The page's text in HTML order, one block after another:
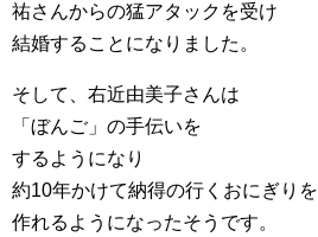
祐さんからの猛アタックを受け
結婚することになりました。
そして、右近由美子さんは
「ぼんご」の手伝いを
するようになり
約10年かけて納得の行くおにぎりを
作れるようになったそうです。